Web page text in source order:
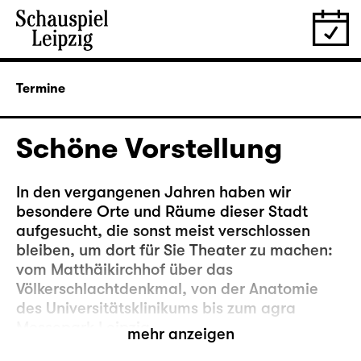
Termine
Schöne Vorstellung
In den vergangenen Jahren haben wir
besondere Orte und Räume dieser Stadt
aufgesucht, die sonst meist verschlossen
bleiben, um dort für Sie Theater zu machen:
vom Matthäikirchhof über das
Völkerschlachtdenkmal, von der Anatomie
des Universitätsklinikums bis zum agra
Messepark Leipzig.
Nun kehren wir noch mal zurück an einen
mehr anzeigen